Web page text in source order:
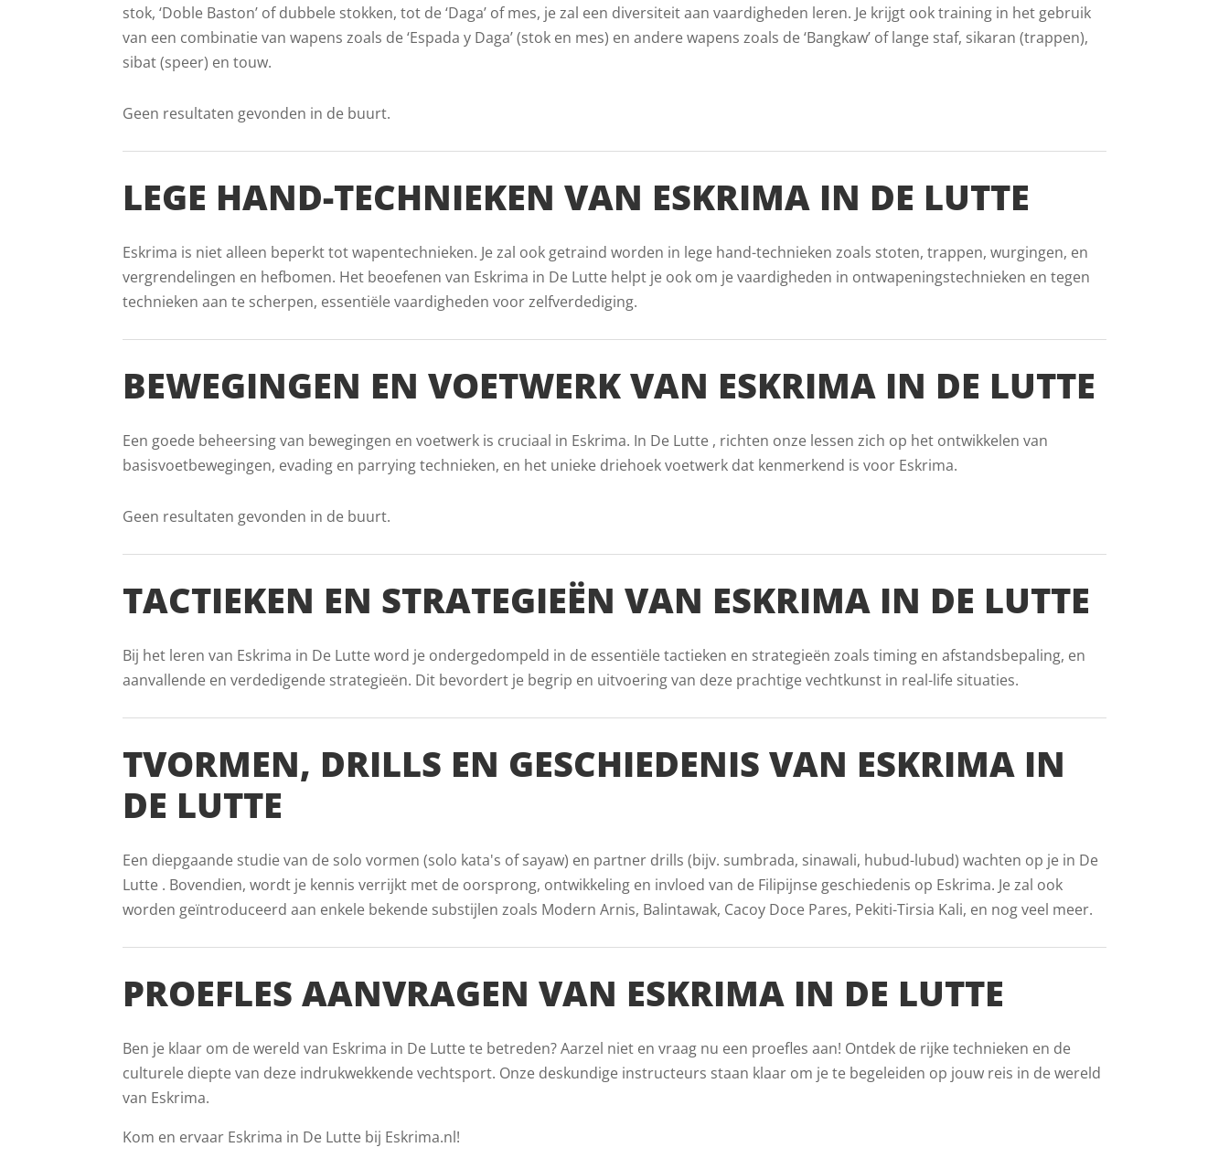
stok, ‘Doble Baston’ of dubbele stokken, tot de ‘Daga’ of mes, je zal een diversiteit aan vaardigheden leren. Je krijgt ook training in het gebruik
van een combinatie van wapens zoals de ‘Espada y Daga’ (stok en mes) en andere wapens zoals de ‘Bangkaw’ of lange staf, sikaran (trappen),
sibat (speer) en touw.
Geen resultaten gevonden in de buurt.
LEGE HAND-TECHNIEKEN VAN ESKRIMA IN DE LUTTE
Eskrima is niet alleen beperkt tot wapentechnieken. Je zal ook getraind worden in lege hand-technieken zoals stoten, trappen, wurgingen, en
vergrendelingen en hefbomen. Het beoefenen van Eskrima in De Lutte helpt je ook om je vaardigheden in ontwapeningstechnieken en tegen
technieken aan te scherpen, essentiële vaardigheden voor zelfverdediging.
BEWEGINGEN EN VOETWERK VAN ESKRIMA IN DE LUTTE
Een goede beheersing van bewegingen en voetwerk is cruciaal in Eskrima. In De Lutte , richten onze lessen zich op het ontwikkelen van
basisvoetbewegingen, evading en parrying technieken, en het unieke driehoek voetwerk dat kenmerkend is voor Eskrima.
Geen resultaten gevonden in de buurt.
TACTIEKEN EN STRATEGIEËN VAN ESKRIMA IN DE LUTTE
Bij het leren van Eskrima in De Lutte word je ondergedompeld in de essentiële tactieken en strategieën zoals timing en afstandsbepaling, en
aanvallende en verdedigende strategieën. Dit bevordert je begrip en uitvoering van deze prachtige vechtkunst in real-life situaties.
TVORMEN, DRILLS EN GESCHIEDENIS VAN ESKRIMA IN
DE LUTTE
Een diepgaande studie van de solo vormen (solo kata's of sayaw) en partner drills (bijv. sumbrada, sinawali, hubud-lubud) wachten op je in De
Lutte . Bovendien, wordt je kennis verrijkt met de oorsprong, ontwikkeling en invloed van de Filipijnse geschiedenis op Eskrima. Je zal ook
worden geïntroduceerd aan enkele bekende substijlen zoals Modern Arnis, Balintawak, Cacoy Doce Pares, Pekiti-Tirsia Kali, en nog veel meer.
PROEFLES AANVRAGEN VAN ESKRIMA IN DE LUTTE
Ben je klaar om de wereld van Eskrima in De Lutte te betreden? Aarzel niet en vraag nu een proefles aan! Ontdek de rijke technieken en de
culturele diepte van deze indrukwekkende vechtsport. Onze deskundige instructeurs staan klaar om je te begeleiden op jouw reis in de wereld
van Eskrima.
Kom en ervaar Eskrima in De Lutte bij Eskrima.nl!